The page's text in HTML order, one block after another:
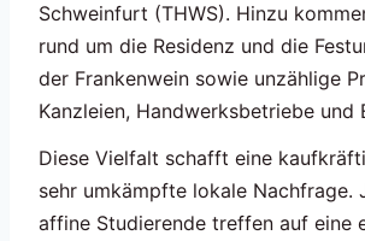
Schweinfurt (THWS). Hinzu
rund um die Residenz und die
der Frankenwein sowie unzählige
Kanzleien, Handwerksbetriebe und
Diese Vielfalt schafft eine
sehr umkämpfte lokale Nachfrage.
affine Studierende treffen auf eine